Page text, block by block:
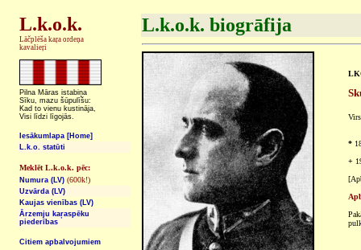
L.k.o.k.
Lāčplēša kaŗa ordeņa
kavalieŗi
Pilna Māras istabiņa
Sīku, mazu šūpulīšu:
Kad to vienu kustināja,
Visi līdzi līgojās.
Iesākumlapa [Home]
L.k.o. statūti
Meklēt L.k.o.k. pēc:
Numura (LV) (600k!)
Uzvārda (LV)
Kaujas vienības (LV)
Ārzemju kaŗaspēku
piederības
Citiem apbalvojumiem
L.k.o.k. biogrāfija
*
+